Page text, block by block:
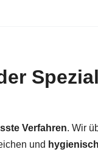
Verfahren. Wir
und